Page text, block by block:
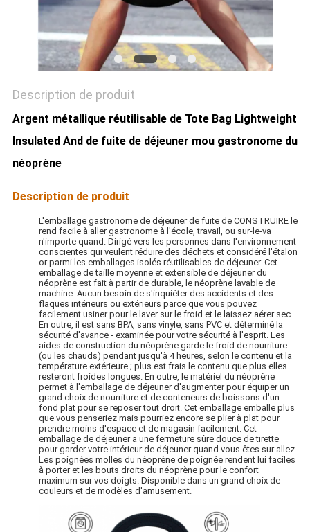
Description de produit
Argent métallique réutilisable de Tote Bag Lightweight
Insulated And de fuite de déjeuner mou gastronome du
néoprène
Description de produit
L'emballage gastronome de déjeuner de fuite de CONSTRUIRE le
rend facile à aller gastronome à l'école, travail, ou sur-le-va
n'importe quand. Dirigé vers les personnes dans l'environnement
conscientes qui veulent réduire des déchets et considéré l'étalon
or parmi les emballages isolés réutilisables de déjeuner. Cet
emballage de taille moyenne et extensible de déjeuner du
néoprène est fait à partir de durable, le néoprène lavable de
machine. Aucun besoin de s'inquiéter des accidents et des
flaques intérieurs ou extérieurs parce que vous pouvez
facilement usiner pour le laver sur le froid et le laissez aérer sec.
En outre, il est sans BPA, sans vinyle, sans PVC et déterminé la
sécurité d'avance - examinée pour votre sécurité à l'esprit. Les
aides de construction du néoprène garde le froid de nourriture
(ou les chauds) pendant jusqu'à 4 heures, selon le contenu et la
température extérieure ; plus est frais le contenu que plus elles
resteront froides longues. En outre, le matériel du néoprène
permet à l'emballage de déjeuner d'augmenter pour équiper un
grand choix de nourriture et de conteneurs de boissons d'un
fond plat pour se reposer tout droit. Cet emballage emballe plus
que vous penseriez mais pourriez encore se plier à plat pour
prendre moins d'espace et de magasin facilement. Cet
emballage de déjeuner a une fermeture sûre douce de tirette
pour garder votre intérieur de déjeuner quand vous êtes sur allez.
Les poignées molles du néoprène de poignée rendent lui faciles
à porter et les bouts droits du néoprène pour le confort
maximum sur vos doigts. Disponible dans un grand choix de
couleurs et de modèles d'amusement.